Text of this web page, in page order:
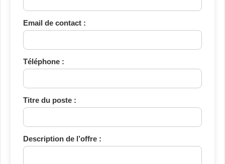
Email de contact :
Téléphone :
Titre du poste :
Description de l’offre :